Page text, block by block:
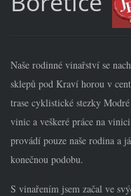
Naše rodinné vinařství se
sklepů pod Kraví horou v
trase cyklistické stezky
vinic a veškeré práce na
provádí pouze naše rodina a
konečnou podobu.
S vinařením jsem začal ve